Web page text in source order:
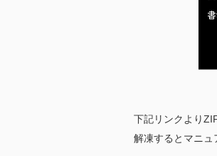
下記リンクより
解凍するとマニュ